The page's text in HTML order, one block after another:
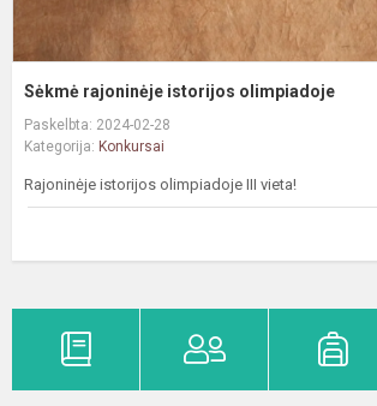
Sėkmė rajoninėje istorijos olimpiadoje
Paskelbta: 2024-02-28
Kategorija: Konkursai
Rajoninėje istorijos olimpiadoje III vieta!